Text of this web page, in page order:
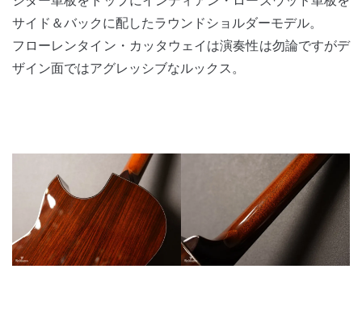
サイド＆バックに配したラウンドショルダーモデル。
フローレンタイン・カッタウェイは演奏性は勿論ですがデ
ザイン面ではアグレッシブなルックス。